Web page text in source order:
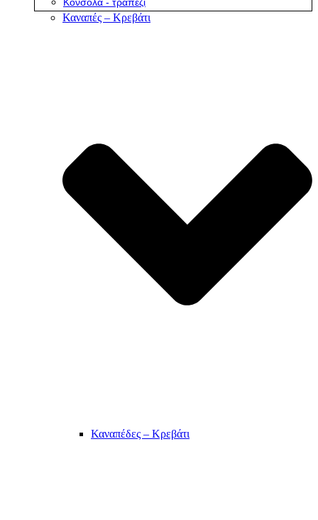
Κονσόλα - τραπέζι
Καναπές – Κρεβάτι
Καναπέδες – Κρεβάτι